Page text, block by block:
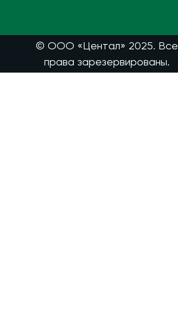
© ООО «Центал» 2025. Все
права зарезервированы.